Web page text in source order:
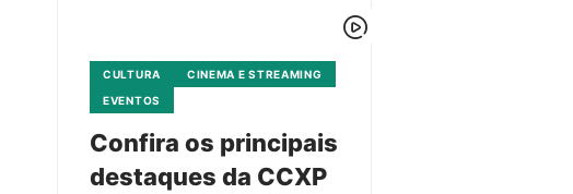
CULTURA
CINEMA E STREAMING
EVENTOS
Confira os principais
destaques da CCXP